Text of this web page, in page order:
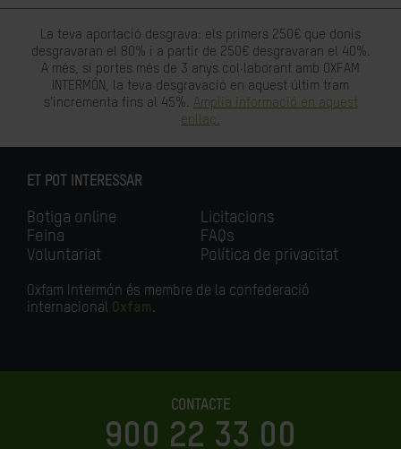
La teva aportació desgrava: els primers 250€ que donis
desgravaran el 80% i a partir de 250€ desgravaran el 40%.
A més, si portes més de 3 anys col·laborant amb OXFAM
INTERMÓN, la teva desgravació en aquest últim tram
s'incrementa fins al 45%. Amplia informació en aquest
enllaç.
ET POT INTERESSAR
Botiga online
Feina
Voluntariat
Licitacions
FAQs
Política de privacitat
Oxfam Intermón és membre de la confederació
internacional Oxfam.
CONTACTE
900 22 33 00